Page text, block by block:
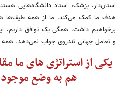
استان‌دار، پزشک، استاد دانشگاه‌هایی
هدف ما کمک می‌کند. ما از همه طیف‌ها
برخواهیم‌ داشت. همگی یک توافق داریم،
و تعامل جهانی تندروی جواب نمی‌دهد.
یکی از استراتژی های ما
هم به وضع